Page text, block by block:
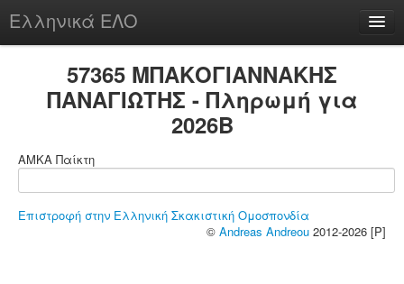
Ελληνικά ΕΛΟ
57365 ΜΠΑΚΟΓΙΑΝΝΑΚΗΣ
ΠΑΝΑΓΙΩΤΗΣ - Πληρωμή για
2026B
ΑΜΚΑ Παίκτη
Επιστροφή στην Ελληνική Σκακιστική Ομοσπονδία
© Andreas Andreou 2012-2026 [P]